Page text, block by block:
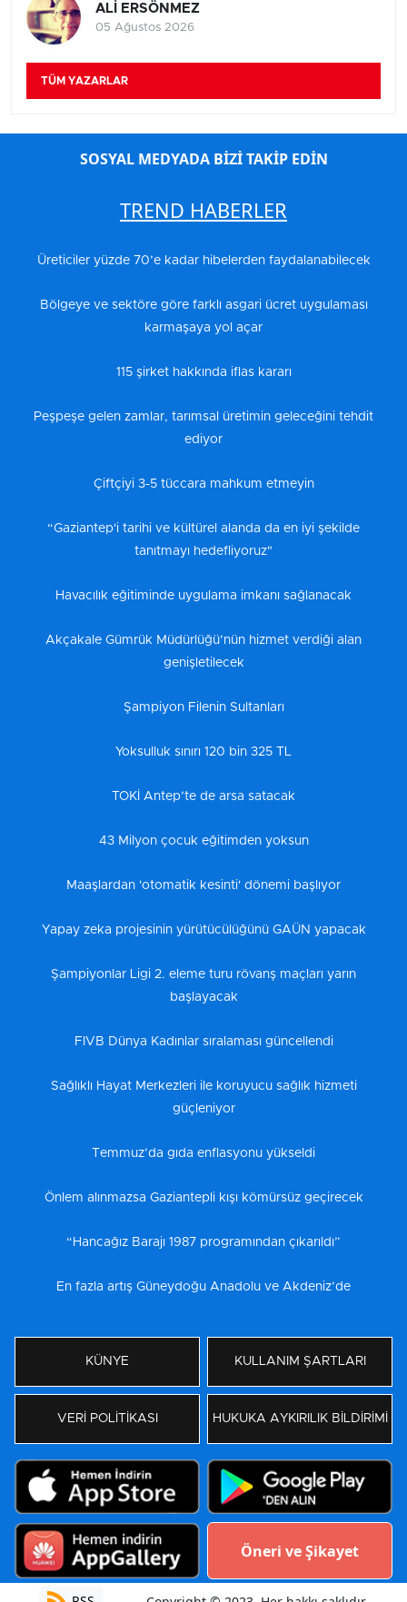
ALİ ERSÖNMEZ
05 Ağustos 2026
TÜM YAZARLAR
SOSYAL MEDYADA BİZİ TAKİP EDİN
TREND HABERLER
Üreticiler yüzde 70’e kadar hibelerden faydalanabilecek
Bölgeye ve sektöre göre farklı asgari ücret uygulaması
karmaşaya yol açar
115 şirket hakkında iflas kararı
Peşpeşe gelen zamlar, tarımsal üretimin geleceğini tehdit
ediyor
Çiftçiyi 3-5 tüccara mahkum etmeyin
“Gaziantep'i tarihi ve kültürel alanda da en iyi şekilde
tanıtmayı hedefliyoruz"
Havacılık eğitiminde uygulama imkanı sağlanacak
Akçakale Gümrük Müdürlüğü’nün hizmet verdiği alan
genişletilecek
Şampiyon Filenin Sultanları
Yoksulluk sınırı 120 bin 325 TL
TOKİ Antep’te de arsa satacak
43 Milyon çocuk eğitimden yoksun
Maaşlardan 'otomatik kesinti' dönemi başlıyor
Yapay zeka projesinin yürütücülüğünü GAÜN yapacak
Şampiyonlar Ligi 2. eleme turu rövanş maçları yarın
başlayacak
FIVB Dünya Kadınlar sıralaması güncellendi
Sağlıklı Hayat Merkezleri ile koruyucu sağlık hizmeti
güçleniyor
Temmuz’da gıda enflasyonu yükseldi
Önlem alınmazsa Gaziantepli kışı kömürsüz geçirecek
“Hancağız Barajı 1987 programından çıkarıldı”
En fazla artış Güneydoğu Anadolu ve Akdeniz’de
KÜNYE KULLANIM ŞARTLARI
VERİ POLİTİKASI HUKUKA AYKIRILIK BİLDİRİMİ
Öneri ve Şikayet